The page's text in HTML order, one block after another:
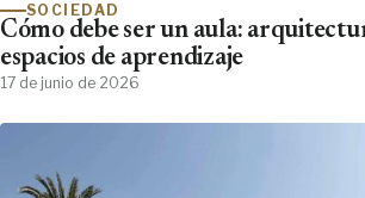
SOCIEDAD
Cómo debe ser un aula:
espacios de aprendizaje
17 de junio de 2026